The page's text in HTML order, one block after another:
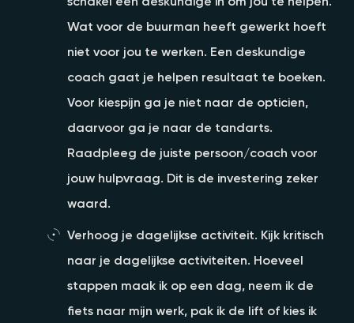
Wat voor de buurman heeft gewerkt hoeft
niet voor jou te werken. Een deskundige
coach gaat je helpen resultaat te boeken.
Voor kiespijn ga je niet naar de opticien,
daarvoor ga je naar de tandarts.
Raadpleeg de juiste persoon/coach voor
jouw hulpvraag. Dit is de investering zeker
waard.
Verhoog je dagelijkse activiteit. Kijk kritisch
naar je dagelijkse activiteiten. Hoeveel
stappen maak ik op een dag, neem ik de
fiets naar mijn werk, pak ik de lift of kies ik